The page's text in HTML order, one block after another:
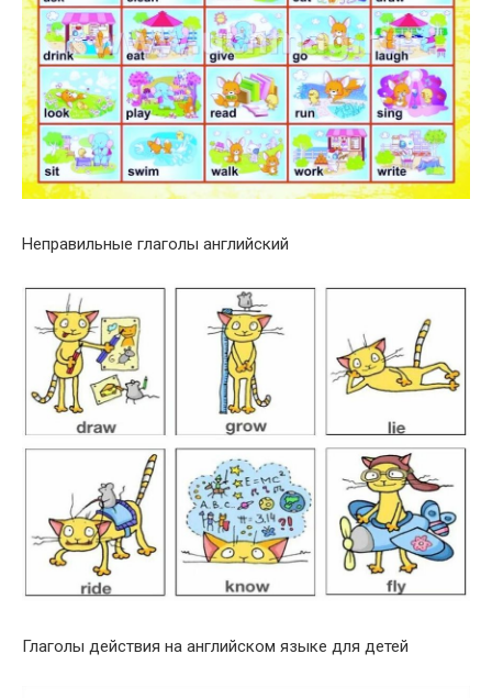
Неправильные глаголы английский
Глаголы действия на английском языке для детей